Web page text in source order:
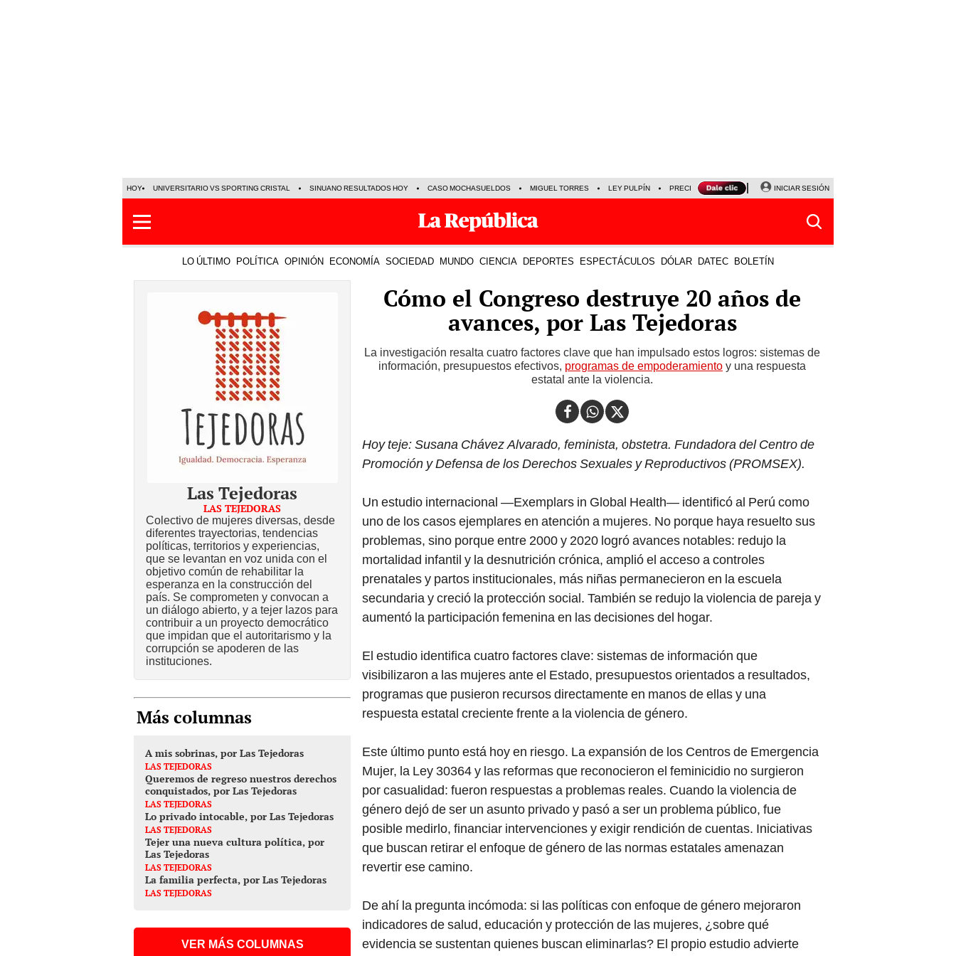
HOY UNIVERSITARIO VS SPORTING CRISTAL SINUANO RESULTADOS HOY CASO MOCHASUELDOS MIGUEL TORRES LEY PULPÍN PRECIO DEL DÓLAR CORTE DE LUZ VIERNES 7 DE AGOSTO
INICIAR SESIÓN
LO ÚLTIMO POLÍTICA OPINIÓN ECONOMÍA SOCIEDAD MUNDO CIENCIA DEPORTES ESPECTÁCULOS DÓLAR DATEC BOLETÍN
Cómo el Congreso destruye 20 años de
avances, por Las Tejedoras
La investigación resalta cuatro factores clave que han impulsado estos logros: sistemas de
información, presupuestos efectivos, programas de empoderamiento y una respuesta
estatal ante la violencia.
Hoy teje: Susana Chávez Alvarado, feminista, obstetra. Fundadora del Centro de
Promoción y Defensa de los Derechos Sexuales y Reproductivos (PROMSEX).
Un estudio internacional —Exemplars in Global Health— identificó al Perú como
uno de los casos ejemplares en atención a mujeres. No porque haya resuelto sus
problemas, sino porque entre 2000 y 2020 logró avances notables: redujo la
mortalidad infantil y la desnutrición crónica, amplió el acceso a controles
prenatales y partos institucionales, más niñas permanecieron en la escuela
secundaria y creció la protección social. También se redujo la violencia de pareja y
aumentó la participación femenina en las decisiones del hogar.
El estudio identifica cuatro factores clave: sistemas de información que
visibilizaron a las mujeres ante el Estado, presupuestos orientados a resultados,
programas que pusieron recursos directamente en manos de ellas y una
respuesta estatal creciente frente a la violencia de género.
Este último punto está hoy en riesgo. La expansión de los Centros de Emergencia
Mujer, la Ley 30364 y las reformas que reconocieron el feminicidio no surgieron
por casualidad: fueron respuestas a problemas reales. Cuando la violencia de
género dejó de ser un asunto privado y pasó a ser un problema público, fue
posible medirlo, financiar intervenciones y exigir rendición de cuentas. Iniciativas
que buscan retirar el enfoque de género de las normas estatales amenazan
revertir ese camino.
De ahí la pregunta incómoda: si las políticas con enfoque de género mejoraron
indicadores de salud, educación y protección de las mujeres, ¿sobre qué
evidencia se sustentan quienes buscan eliminarlas? El propio estudio advierte
Las Tejedoras
LAS TEJEDORAS
Colectivo de mujeres diversas, desde
diferentes trayectorias, tendencias
políticas, territorios y experiencias,
que se levantan en voz unida con el
objetivo común de rehabilitar la
esperanza en la construcción del
país. Se comprometen y convocan a
un diálogo abierto, y a tejer lazos para
contribuir a un proyecto democrático
que impidan que el autoritarismo y la
corrupción se apoderen de las
instituciones.
Más columnas
A mis sobrinas, por Las Tejedoras
LAS TEJEDORAS
Queremos de regreso nuestros derechos
conquistados, por Las Tejedoras
LAS TEJEDORAS
Lo privado intocable, por Las Tejedoras
LAS TEJEDORAS
Tejer una nueva cultura política, por
Las Tejedoras
LAS TEJEDORAS
La familia perfecta, por Las Tejedoras
LAS TEJEDORAS
VER MÁS COLUMNAS